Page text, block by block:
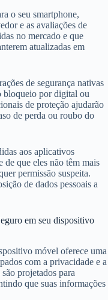
o seu smartphone,
e as avaliações de
no mercado e que
atualizadas em
de segurança nativas
bloqueio por digital ou
de proteção ajudarão
de perda ou roubo do
aos aplicativos
de que eles não têm mais
permissão suspeita.
de dados pessoais a
em seu dispositivo
móvel oferece uma
com a privacidade e a
projetados para
que suas informações